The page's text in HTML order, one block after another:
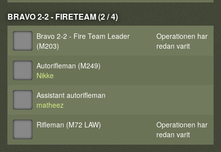
BRAVO 2-2 - FIRETEAM (2 / 4)
Bravo 2-2 - Fire Team Leader
(M203)
Operationen har
redan varit
Autorifleman (M249)
Nikke
Assistant autorifleman
matheez
Rifleman (M72 LAW)
Operationen har
redan varit